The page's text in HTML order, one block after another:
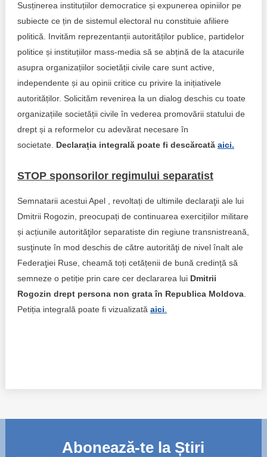
Susținerea instituțiilor democratice și expunerea opiniilor pe
subiecte ce țin de sistemul electoral nu constituie afiliere
politică. Invităm reprezentanții autorităților publice, partidelor
politice și instituțiilor mass-media să se abțină de la atacurile
asupra organizațiilor societății civile care sunt active,
independente și au opinii critice cu privire la inițiativele
autorităților. Solicităm revenirea la un dialog deschis cu toate
organizațiile societății civile în vederea promovării statului de
drept și a reformelor cu adevărat necesare în
societate. Declarația integrală poate fi descărcată aici.
STOP sponsorilor regimului separatist
Semnatarii acestui Apel , revoltați de ultimile declaraţii ale lui
Dmitrii Rogozin, preocupați de continuarea exercițiilor militare
și acțiunile autorităţilor separatiste din regiune transnistreană,
susţinute în mod deschis de către autorităţi de nivel înalt ale
Federaţiei Ruse, cheamă toți cetățenii de bună credință să
semneze o petiție prin care cer declararea luiDmitrii
Rogozin drept persona non grata în Republica Moldova.
Petiția integrală poate fi vizualizată aici
Abonează-te la Știri